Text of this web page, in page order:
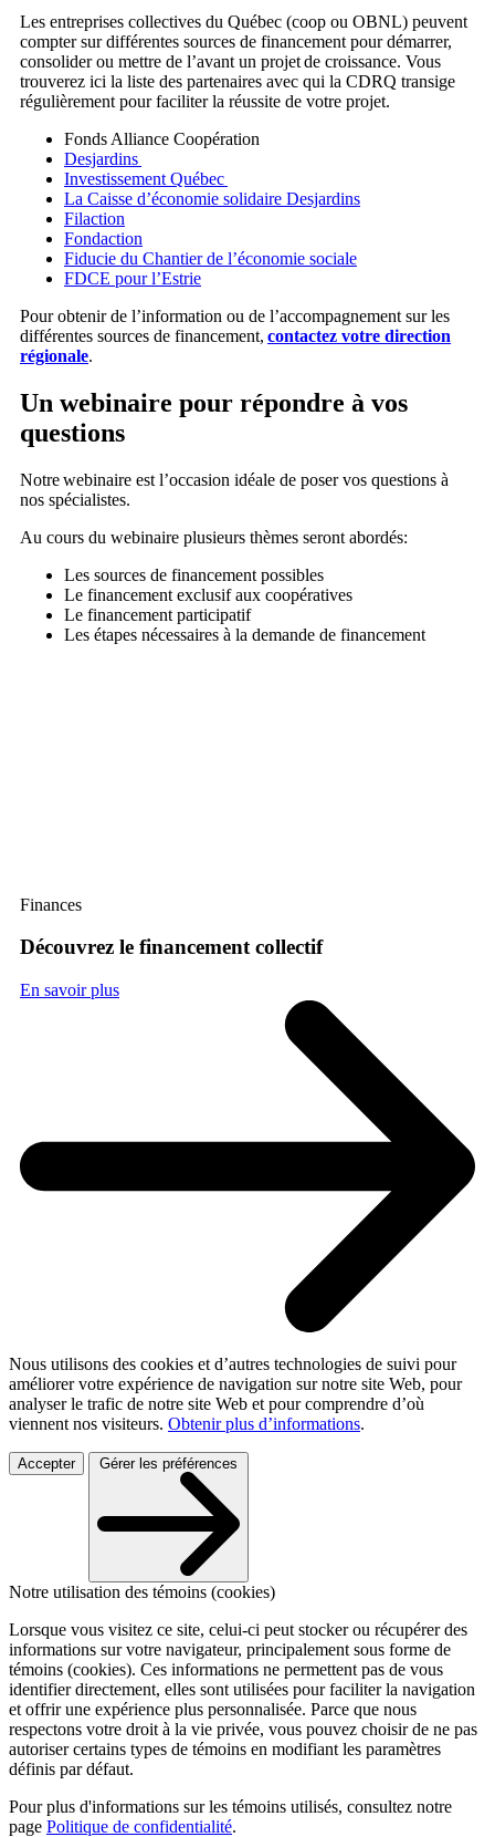
Les entreprises collectives du Québec (coop ou OBNL) peuvent
compter sur différentes sources de financement pour démarrer,
consolider ou mettre de l’avant un projet de croissance. Vous
trouverez ici la liste des partenaires avec qui la CDRQ transige
régulièrement pour faciliter la réussite de votre projet.
Fonds Alliance Coopération
Desjardins
Investissement Québec
La Caisse d’économie solidaire Desjardins
Filaction
Fondaction
Fiducie du Chantier de l’économie sociale
FDCE pour l’Estrie
Pour obtenir de l’information ou de l’accompagnement sur les
différentes sources de financement, contactez votre direction
régionale.
Un webinaire pour répondre à vos
questions
Notre webinaire est l’occasion idéale de poser vos questions à
nos spécialistes.
Au cours du webinaire plusieurs thèmes seront abordés:
Les sources de financement possibles
Le financement exclusif aux coopératives
Le financement participatif
Les étapes nécessaires à la demande de financement
Finances
Découvrez le financement collectif
En savoir plus
Nous utilisons des cookies et d’autres technologies de suivi pour
améliorer votre expérience de navigation sur notre site Web, pour
analyser le trafic de notre site Web et pour comprendre d’où
viennent nos visiteurs. Obtenir plus d’informations.
Accepter
Notre utilisation des témoins (cookies)
Lorsque vous visitez ce site, celui-ci peut stocker ou récupérer des
informations sur votre navigateur, principalement sous forme de
témoins (cookies). Ces informations ne permettent pas de vous
identifier directement, elles sont utilisées pour faciliter la navigation
et offrir une expérience plus personnalisée. Parce que nous
respectons votre droit à la vie privée, vous pouvez choisir de ne pas
autoriser certains types de témoins en modifiant les paramètres
définis par défaut.
Pour plus d'informations sur les témoins utilisés, consultez notre
page Politique de confidentialité.